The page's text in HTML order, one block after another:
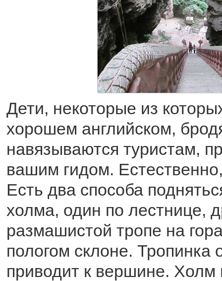
Дети, некоторые из
хорошем английском,
навязываются туристам,
вашим гидом.
Есть два способа
холма, один по лестнице,
размашистой тропе на
пологом склоне. Тропинка
приводит к вершине. Холм